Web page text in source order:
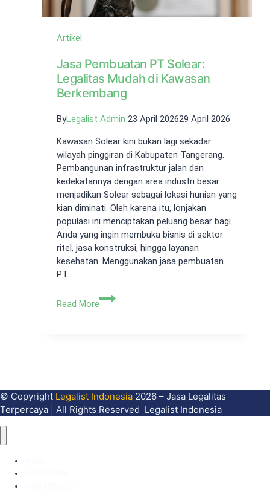
Artikel
Jasa Pembuatan PT Solear:
Legalitas Mudah di Kawasan
Berkembang
ByLegalist Admin 23 April 202629 April 2026
Kawasan Solear kini bukan lagi sekadar
wilayah pinggiran di Kabupaten Tangerang.
Pembangunan infrastruktur jalan dan
kedekatannya dengan area industri besar
menjadikan Solear sebagai lokasi hunian yang
kian diminati. Oleh karena itu, lonjakan
populasi ini menciptakan peluang besar bagi
Anda yang ingin membuka bisnis di sektor
ritel, jasa konstruksi, hingga layanan
kesehatan. Menggunakan jasa pembuatan
PT…
Read More
Jasa
Kawasan
Berkembang
© Copyright Legalist Indonesia 2026 – Jasa Legalitas
Terpercaya | All Rights Reserved Legalist Indonesia